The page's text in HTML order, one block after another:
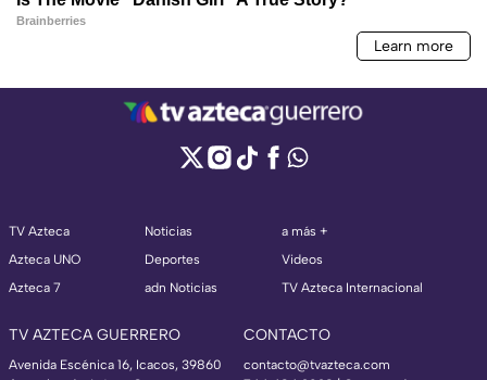
TV Azteca
Azteca UNO
Azteca 7
Noticias
Deportes
adn Noticias
a más +
Videos
TV Azteca Internacional
TV AZTECA GUERRERO
Avenida Escénica 16, Icacos, 39860
CONTACTO
contacto@tvazteca.com